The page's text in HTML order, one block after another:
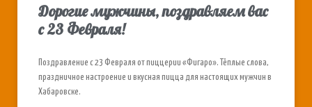
Дорогие мужчины, поздравляем вас
с 23 Февраля!
Поздравление с 23 Февраля от пиццерии «Фигаро». Тёплые слова,
праздничное настроение и вкусная пицца для настоящих мужчин в
Хабаровске.